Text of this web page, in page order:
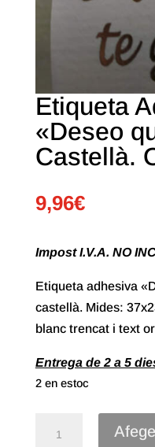
Etiqueta
«Deseo
Castellà.
9,96€
Impost I.V.A. NO
Etiqueta adhesiva
castellà. Mides:
blanc trencat i text
Entrega de 2 a 5
2 en estoc